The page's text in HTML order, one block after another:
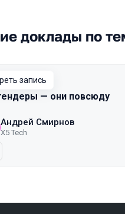
доклады по
запись
— они повсюду
Андрей Смирнов
X5 Tech